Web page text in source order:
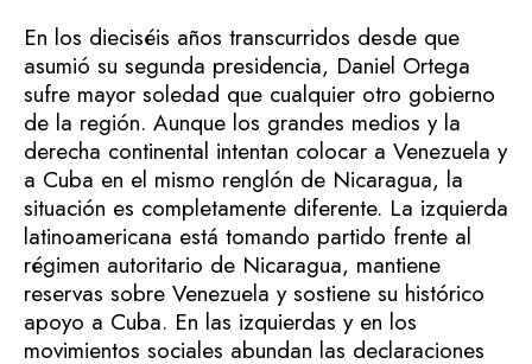
En los dieciséis años transcurridos desde que
asumió su segunda presidencia, Daniel Ortega
sufre mayor soledad que cualquier otro gobierno
de la región. Aunque los grandes medios y la
derecha continental intentan colocar a Venezuela y
a Cuba en el mismo renglón de Nicaragua, la
situación es completamente diferente. La izquierda
latinoamericana está tomando partido frente al
régimen autoritario de Nicaragua, mantiene
reservas sobre Venezuela y sostiene su histórico
apoyo a Cuba. En las izquierdas y en los
movimientos sociales abundan las declaraciones